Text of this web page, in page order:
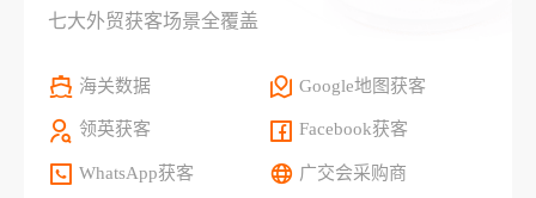
七大外贸获客场景全覆盖
海关数据 Google地图获客
领英获客 Facebook获客
WhatsApp获客 广交会采购商